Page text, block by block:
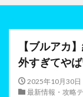
【ブルアカ
外すぎてや
2025年10月30日
最新情報・攻略